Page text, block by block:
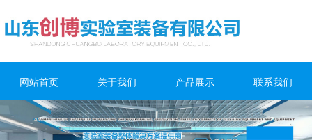
网站首页 关于我们 产品展示 联系我们